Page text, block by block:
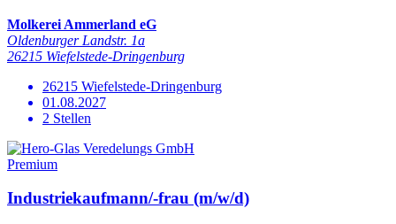
Molkerei Ammerland eG
Oldenburger Landstr. 1a
26215 Wiefelstede-Dringenburg
26215 Wiefelstede-Dringenburg
01.08.2027
2 Stellen
Premium
Industriekaufmann/-frau (m/w/d)